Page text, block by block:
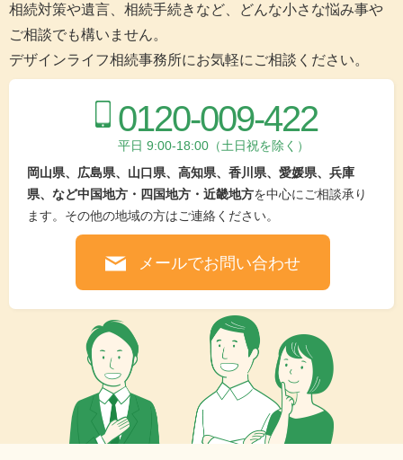
相続対策や遺言、相続手続きなど、どんな小さな悩み事や
ご相談でも構いません。
デザインライフ相続事務所にお気軽にご相談ください。
0120-009-422
平日 9:00-18:00（土日祝を除く）
岡山県、広島県、山口県、高知県、香川県、愛媛県、兵庫
県、など中国地方・四国地方・近畿地方を中心にご相談承り
ます。その他の地域の方はご連絡ください。
メールでお問い合わせ